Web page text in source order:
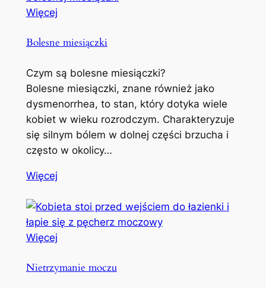
Więcej
Bolesne miesiączki
Czym są bolesne miesiączki?
Bolesne miesiączki, znane również jako
dysmenorrhea, to stan, który dotyka wiele
kobiet w wieku rozrodczym. Charakteryzuje
się silnym bólem w dolnej części brzucha i
często w okolicy…
Więcej
Więcej
Nietrzymanie moczu